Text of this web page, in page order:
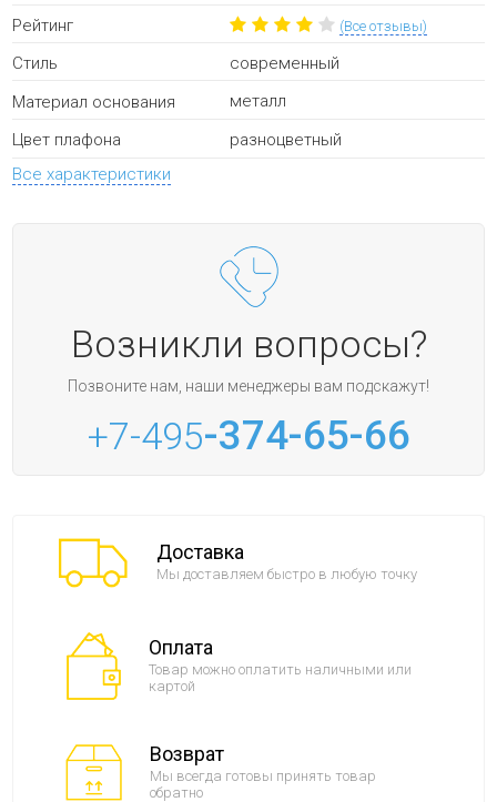
Рейтинг
(Все отзывы)
Стиль
современный
Материал основания
металл
Цвет плафона
разноцветный
Все характеристики
Возникли вопросы?
Позвоните нам, наши менеджеры вам подскажут!
+7-495-374-65-66
Доставка
Мы доставляем быстро в любую точку
Оплата
Товар можно оплатить наличными или
картой
Возврат
Мы всегда готовы принять товар
обратно